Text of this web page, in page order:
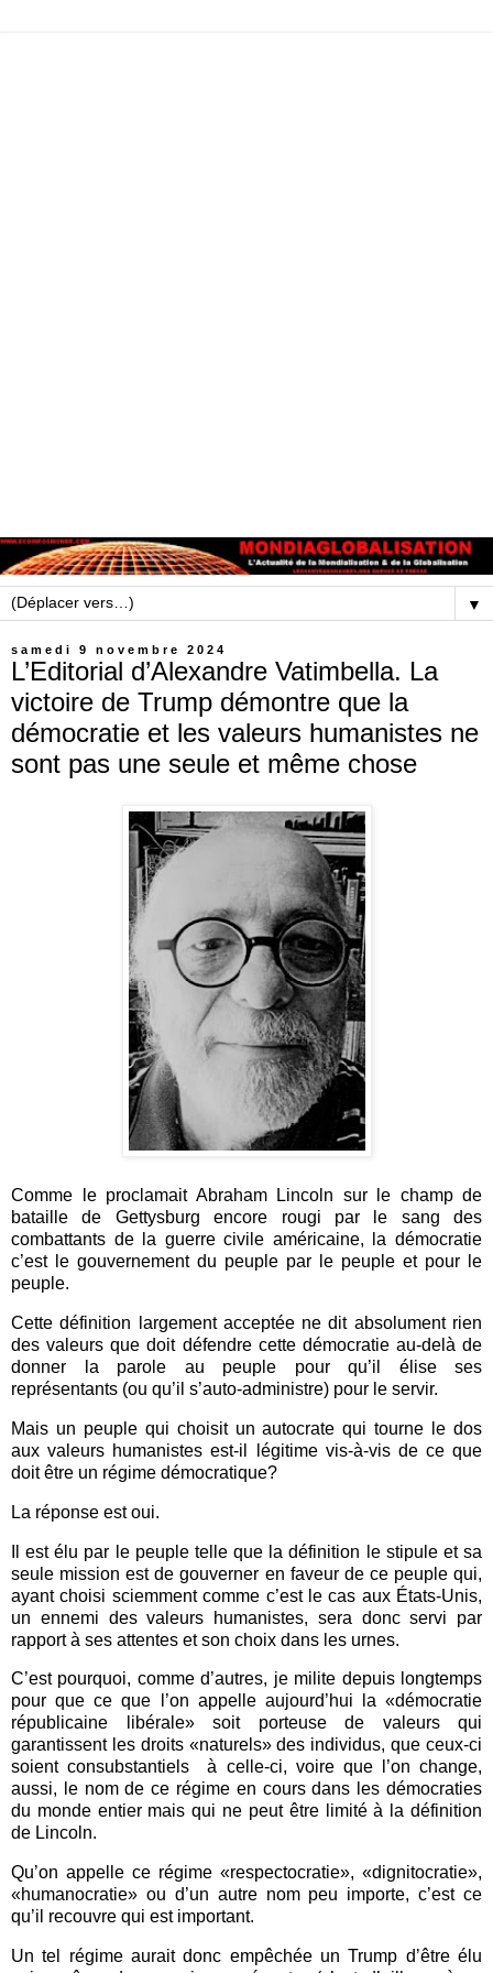
▼
samedi 9 novembre 2024
L’Editorial d’Alexandre Vatimbella. La
victoire de Trump démontre que la
démocratie et les valeurs humanistes ne
sont pas une seule et même chose
Comme le proclamait Abraham Lincoln sur le champ de
bataille de Gettysburg encore rougi par le sang des
combattants de la guerre civile américaine, la démocratie
c’est le gouvernement du peuple par le peuple et pour le
peuple.
Cette définition largement acceptée ne dit absolument rien
des valeurs que doit défendre cette démocratie au-delà de
donner la parole au peuple pour qu’il élise ses
représentants (ou qu’il s’auto-administre) pour le servir.
Mais un peuple qui choisit un autocrate qui tourne le dos
aux valeurs humanistes est-il légitime vis-à-vis de ce que
doit être un régime démocratique?
La réponse est oui.
Il est élu par le peuple telle que la définition le stipule et sa
seule mission est de gouverner en faveur de ce peuple qui,
ayant choisi sciemment comme c’est le cas aux États-Unis,
un ennemi des valeurs humanistes, sera donc servi par
rapport à ses attentes et son choix dans les urnes.
C’est pourquoi, comme d’autres, je milite depuis longtemps
pour que ce que l’on appelle aujourd’hui la «démocratie
républicaine libérale» soit porteuse de valeurs qui
garantissent les droits «naturels» des individus, que ceux-ci
soient consubstantiels
à celle-ci, voire que l’on change,
aussi, le nom de ce régime en cours dans les démocraties
du monde entier mais qui ne peut être limité à la définition
de Lincoln.
Qu’on appelle ce régime «respectocratie», «dignitocratie»,
«humanocratie» ou d’un autre nom peu importe, c’est ce
qu’il recouvre qui est important.
Un tel régime aurait donc empêchée un Trump d’être élu